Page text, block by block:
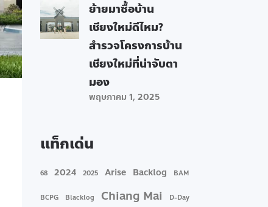
ย้ายมาซื้อบ้าน
เชียงใหม่ดีไหม?
สำรวจโครงการบ้าน
เชียงใหม่ที่น่าจับตา
มอง
พฤษภาคม 1, 2025
แท็กเด่น
68 2024 2025 Arise Backlog BAM
BCPG Blacklog Chiang Mai D-Day